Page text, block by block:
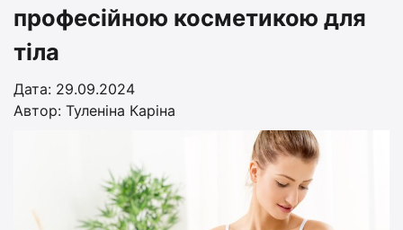
професійною косметикою для
тіла
Дата: 29.09.2024
Автор: Туленіна Каріна